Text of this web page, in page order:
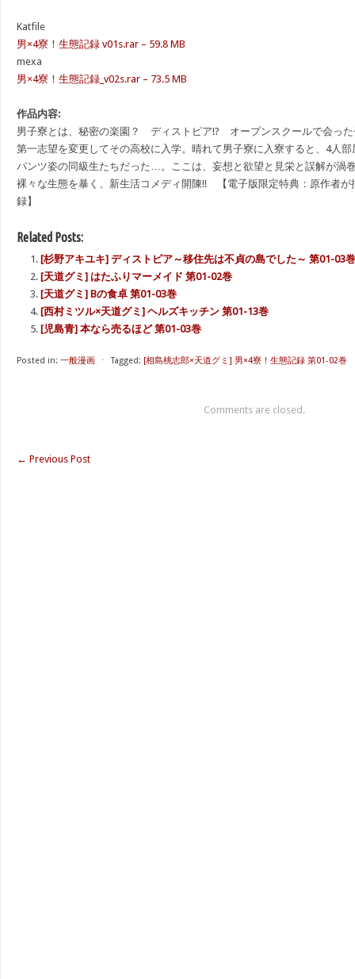
Katfile
男×4寮！生態記録 v01s.rar – 59.8 MB
mexa
男×4寮！生態記録_v02s.rar – 73.5 MB
作品内容:
男子寮とは、秘密の楽園？ ディストピア!? オープンスクールで会った
第一志望を変更してその高校に入学。晴れて男子寮に入寮すると、4人
パンツ姿の同級生たちだった…。ここは、妄想と欲望と見栄と誤解が
裸々な生態を暴く、新生活コメディ開陳!! 【電子版限定特典：原作者が
録】
Related Posts:
[杉野アキユキ] ディストピア～移住先は不貞の島でした～ 第01-03巻
[天道グミ] はたふりマーメイド 第01-02巻
[天道グミ] Bの食卓 第01-03巻
[西村ミツル×天道グミ] ヘルズキッチン 第01-13巻
[児島青] 本なら売るほど 第01-03巻
Posted in: 一般漫画 ⋅ Tagged: [相島桃志郎×天道グミ] 男×4寮！生態記録 第01-02巻
Comments are closed.
← Previous Post